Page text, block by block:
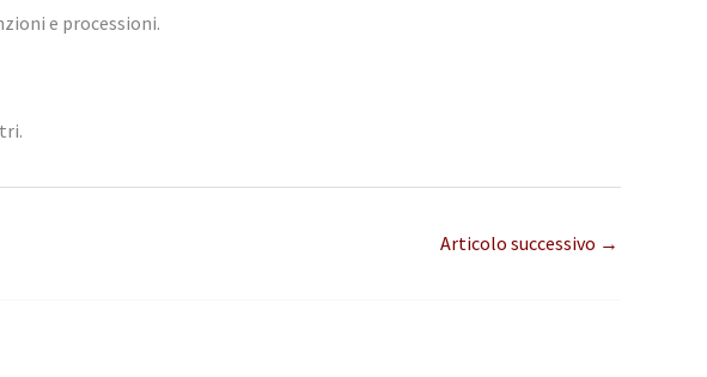
e processioni.
Articolo successivo →